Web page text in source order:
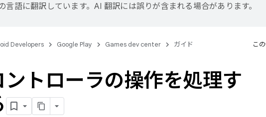
言語に翻訳しています。AI 翻訳には誤りが含まれる場合があります。
Developers Google Play Games dev center ガイド こ
ントローラの操作を処理す